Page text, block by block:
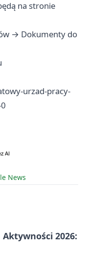
na stronie
→ Dokumenty do
urzad-pracy-
News
2026: